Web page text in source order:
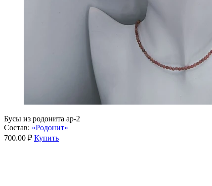
Бусы из родонита ар-2
Состав: «Родонит»
700.00 ₽ Купить